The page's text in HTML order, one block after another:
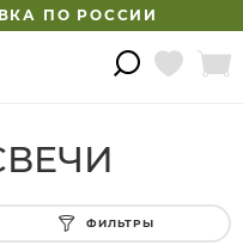
ПО РОССИИ
ФИЛЬТРЫ